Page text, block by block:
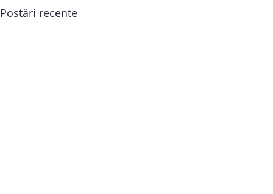
Postări recente